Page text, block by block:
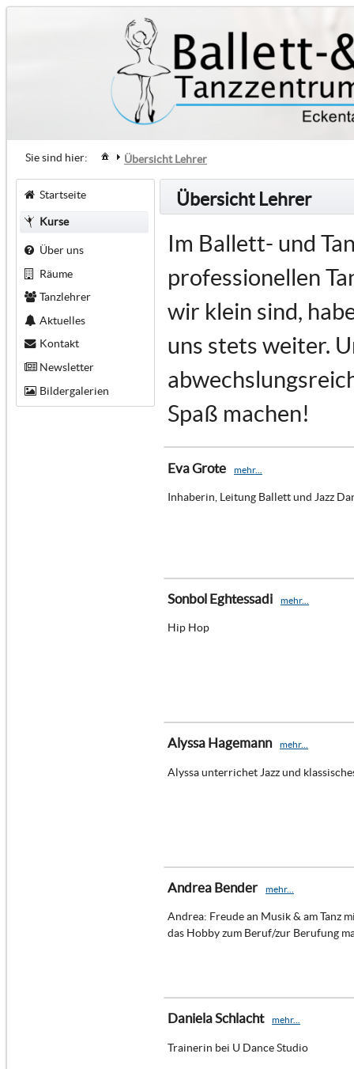
Sie sind hier: Übersicht Lehrer
Startseite
Kurse
Über uns
Räume
Tanzlehrer
Aktuelles
Kontakt
Newsletter
Bildergalerien
Übersicht Lehrer
Im Ballett- und
professionellen
wir klein sind,
uns stets weiter.
Spaß machen!
Eva Grote mehr...
Inhaberin, Leitung Ballett und Jazz
Sonbol Eghtessadi mehr...
Hip Hop
Alyssa Hagemann mehr...
Alyssa unterrichet Jazz und
Andrea Bender mehr...
Andrea: Freude an Musik & am Tanz
das Hobby zum Beruf/zur Berufung
Daniela Schlacht mehr...
Trainerin bei U Dance Studio